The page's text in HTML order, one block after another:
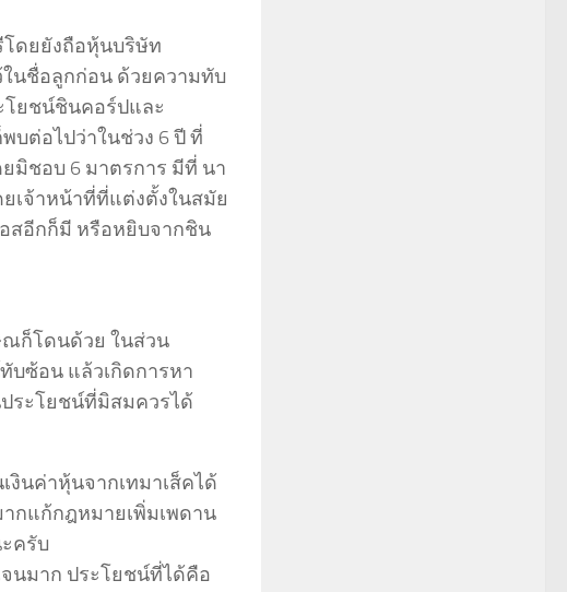
โดยยังถือหุ้นบริษัท
นชื่อลูกก่อน ด้วยความทับ
ยชน์ชินคอร์ปและ
บต่อไปว่าในช่วง 6 ปี ที่
มิชอบ 6 มาตรการ มีที่ นา
ยเจ้าหน้าที่ที่แต่งตั้งในสมัย
สอีกก็มี หรือหยิบจากชิน
ก็โดนด้วย ในส่วน
บซ้อน แล้วเกิดการหา
ระโยชน์ที่มิสมควรได้
นค่าหุ้นจากเทมาเส็คได้
ากแก้กฎหมายเพิ่มเพดาน
ครับ
นมาก ประโยชน์ที่ได้คือ